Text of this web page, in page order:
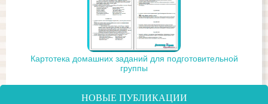
Картотека домашних заданий для подготовительной
группы
НОВЫЕ ПУБЛИКАЦИИ